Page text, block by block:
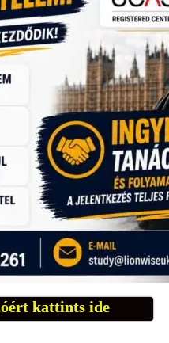
kattints ide